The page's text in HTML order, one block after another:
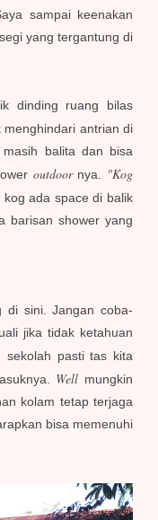
sampai keenakan
yang tergantung di
dinding ruang bilas
antrian di
balita dan bisa
outdoornya.
"Kog
ada space di balik
barisan shower yang
di sini. Jangan coba-
jika tidak ketahuan
sekolah pasti tas kita
Well mungkin
kolam tetap terjaga
bisa memenuhi